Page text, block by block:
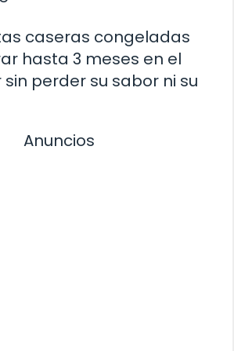
caseras congeladas
hasta 3 meses en el
perder su sabor ni su
Anuncios